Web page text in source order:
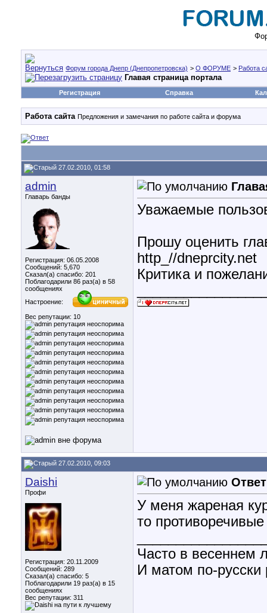
Форум города Днепр (Днепропетровска) > О ФОРУМЕ > Работа
Главая страница портала
Регистрация Справка
Работа сайта Предложения и замечания по работе сайта и форума
27.02.2010, 01:58
admin
Главарь банды
Регистрация: 06.05.2008
Сообщений: 5,670
Сказал(а) спасибо: 201
Поблагодарили 86 раз(а) в 58
сообщениях
Настроение:
Вес репутации: 10
Уважаемые
Прошу оценить
http_//dneprcity.net
Критика и
27.02.2010, 09:03
Daishi
Профи
Регистрация: 20.11.2009
Сообщений: 289
Сказал(а) спасибо: 5
Поблагодарили 19 раз(а) в 15
сообщениях
Вес репутации: 311
У меня жареная
то
Часто в весеннем
И матом по-русски